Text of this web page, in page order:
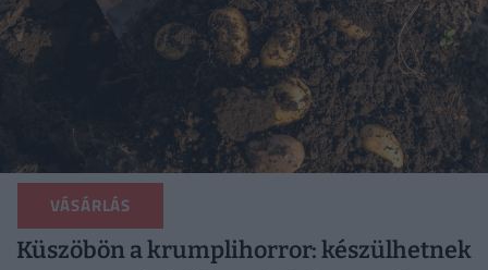
VÁSÁRLÁS
Küszöbön a krumplihorror: készülhetnek